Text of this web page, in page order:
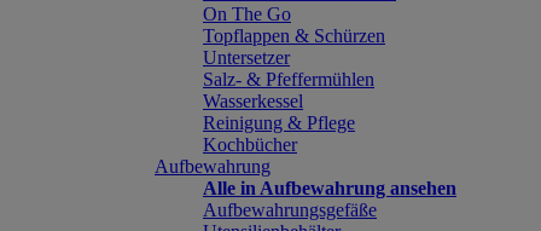
On The Go
Topflappen & Schürzen
Untersetzer
Salz- & Pfeffermühlen
Wasserkessel
Reinigung & Pflege
Kochbücher
Aufbewahrung
Alle in Aufbewahrung ansehen
Aufbewahrungsgefäße